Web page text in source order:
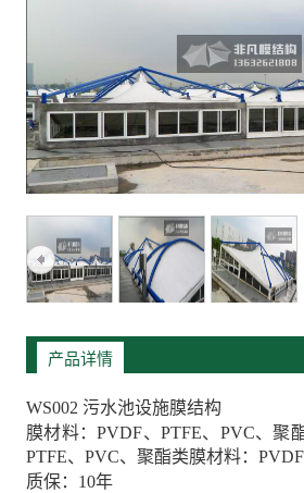
产品详情
WS002 污水池设施膜结构
膜材料：PVDF、PTFE、PVC、聚
PTFE、PVC、聚酯类膜材料：
质保：10年